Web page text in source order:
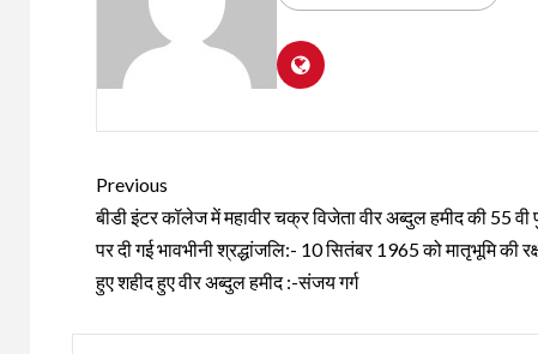
Continue
Reading
Previous
बीडी इंटर कॉलेज में महावीर चक्र विजेता वीर अब्दुल हमीद की 55 वी
पर दी गई भावभीनी श्रद्धांजलि:- 10 सितंबर 1965 को मातृभूमि की
हुए शहीद हुए वीर अब्दुल हमीद :-संजय गर्ग